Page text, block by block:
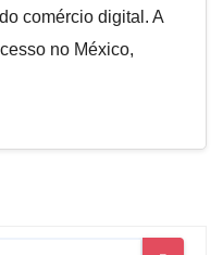
comércio digital. A
no México,